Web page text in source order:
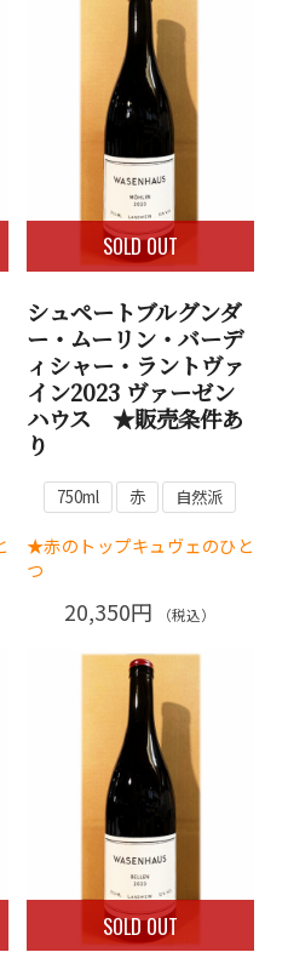
SOLD OUT
シュペートブルグンダ
ー・ムーリン・バーデ
ィシャー・ラントヴァ
イン2023 ヴァーゼン
ハウス ★販売条件あ
り
750ml 赤 自然派
★赤のトップキュヴェのひと
つ
20,350円 （税込）
SOLD OUT